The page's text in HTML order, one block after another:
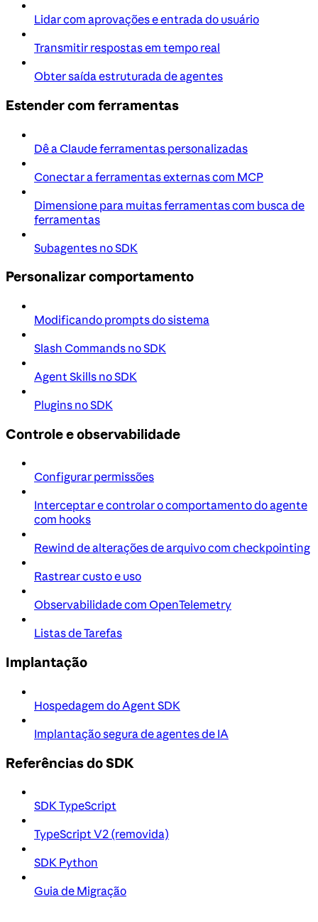
Lidar com aprovações e entrada do usuário
Transmitir respostas em tempo real
Obter saída estruturada de agentes
Estender com ferramentas
Dê a Claude ferramentas personalizadas
Conectar a ferramentas externas com MCP
Dimensione para muitas ferramentas com busca de
ferramentas
Subagentes no SDK
Personalizar comportamento
Modificando prompts do sistema
Slash Commands no SDK
Agent Skills no SDK
Plugins no SDK
Controle e observabilidade
Configurar permissões
Interceptar e controlar o comportamento do agente
com hooks
Rewind de alterações de arquivo com checkpointing
Rastrear custo e uso
Observabilidade com OpenTelemetry
Listas de Tarefas
Implantação
Hospedagem do Agent SDK
Implantação segura de agentes de IA
Referências do SDK
SDK TypeScript
TypeScript V2 (removida)
SDK Python
Guia de Migração